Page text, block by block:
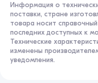
Информация о
поставки, стране
товара носит
последних доступных к
Технические
изменены
уведомления.